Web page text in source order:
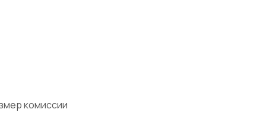
комиссии